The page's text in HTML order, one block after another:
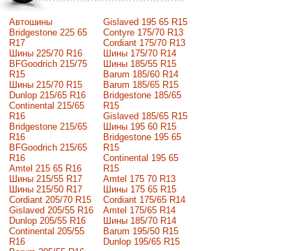
Автошины
Bridgestone 225 65
R17
Шины 225/70 R16
BFGoodrich 215/75
R15
Шины 215/70 R15
Dunlop 215/65 R16
Continental 215/65
R16
Bridgestone 215/65
R16
BFGoodrich 215/65
R16
Amtel 215 65 R16
Шины 215/55 R17
Шины 215/50 R17
Сordiant 205/70 R15
Gislaved 205/55 R16
Dunlop 205/55 R16
Continental 205/55
R16
Gislaved 195 65 R15
Contyre 175/70 R13
Cordiant 175/70 R13
Шины 175/70 R14
Шины 185/55 R15
Barum 185/60 R14
Barum 185/65 R15
Bridgestone 185/65
R15
Gislaved 185/65 R15
Шины 195 60 R15
Bridgestone 195 65
R15
Continental 195 65
R15
Amtel 175 70 R13
Шины 175 65 R15
Cordiant 175/65 R14
Amtel 175/65 R14
Шины 185/70 R14
Barum 195/50 R15
Dunlop 195/65 R15